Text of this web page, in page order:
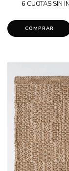
COMPRAR